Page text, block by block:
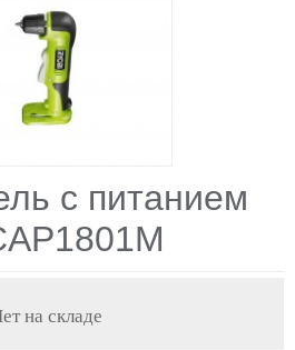
с питанием
на складе